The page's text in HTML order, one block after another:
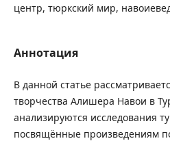
центр, тюркский мир,
Аннотация
В данной статье
творчества Алишера Навои в
анализируются исследования
посвящённые произведениям